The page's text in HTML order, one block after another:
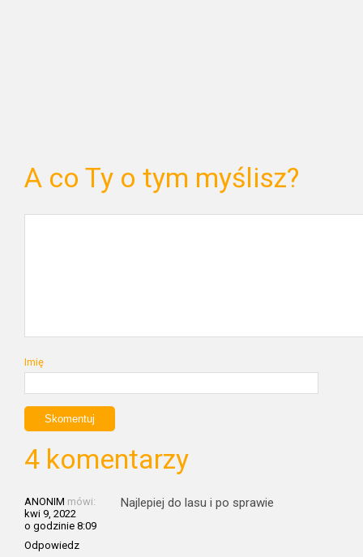
A co Ty o tym myślisz?
Imię
4 komentarzy
ANONIM mówi:
kwi 9, 2022
o godzinie 8:09
Odpowiedz
Najlepiej do lasu i po sprawie